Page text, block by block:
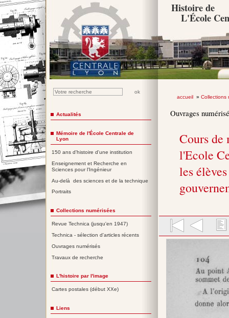
Histoire de
L'École
accueil» Collections
Ouvrages
Cours de
l'Ecole
les
Actualités
Mémoire de l'École Centrale de
Lyon
150 ans d'histoire d'une institution
Enseignement et Recherche en
Sciences pour l'Ingénieur
Au-delà des sciences et de la technique
Portraits
Collections numérisées
Revue Technica (jusqu'en 1947)
Technica - sélection d'articles récents
Ouvrages numérisés
Travaux de recherche
L'histoire par l'image
Cartes postales (début XXe)
Liens